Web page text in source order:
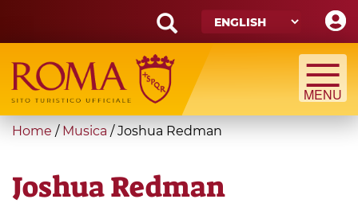
main
content
Search
form
Search
You
here
Home / Musica /Joshua Redman
Joshua Redman